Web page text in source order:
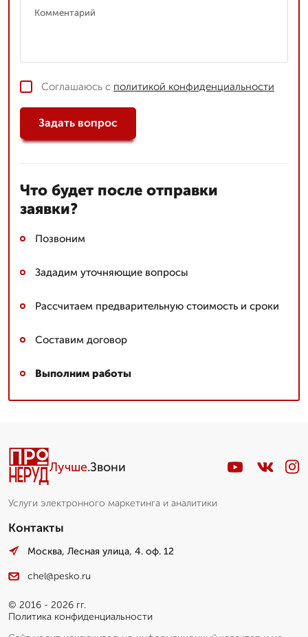
Соглашаюсь с политикой конфиденциальности
Задать вопрос
Что будет после отправки
заявки?
Позвоним
Зададим уточняющие вопросы
Рассчитаем предварительную стоимость и сроки
Составим договор
Выполним работы
Лучше.Звони
Услуги электронного маркетинга и аналитики
Контакты
Москва, Лесная улица, 4. оф. 12
chel@pesko.ru
© 2016 - 2026 гг.
Политика конфиденциальности